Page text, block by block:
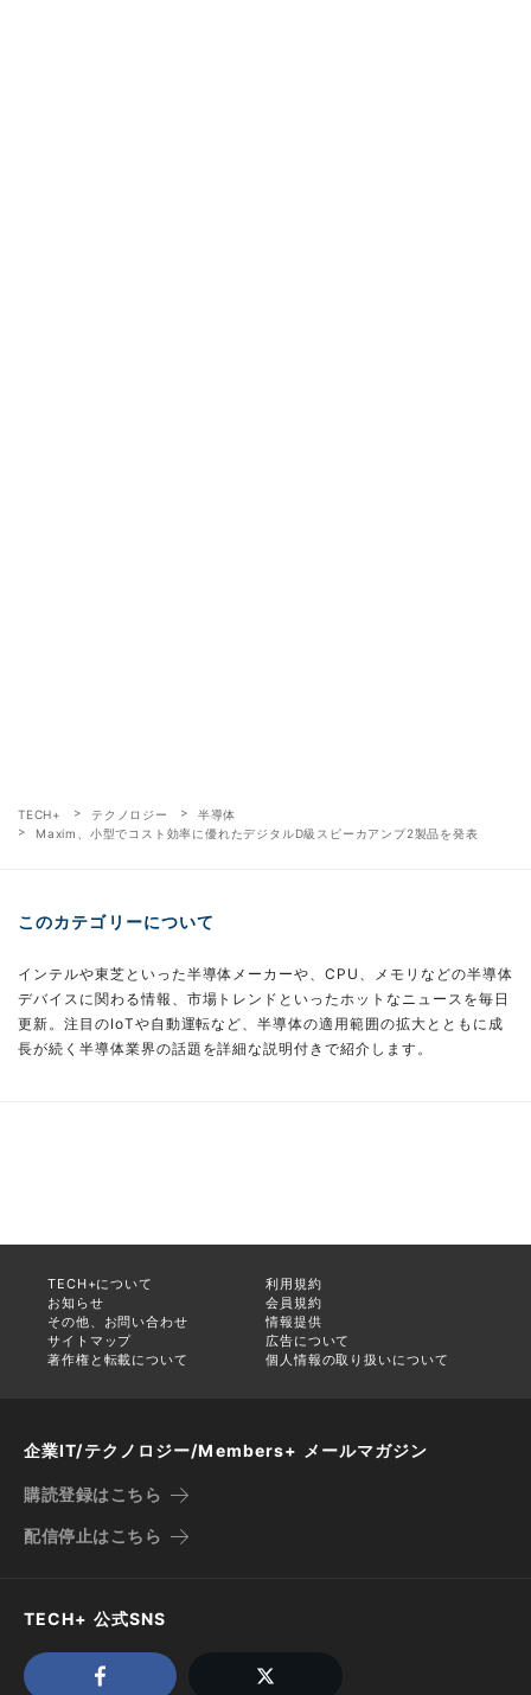
TECH+ テクノロジー
半導体
Maxim、小型でコスト効率に優れたデジタルD級スピーカアンプ2製品を発表
このカテゴリーについて
インテルや東芝といった半導体メーカーや、CPU、メモリなどの半導体
デバイスに関わる情報、市場トレンドといったホットなニュースを毎日
更新。注目のIoTや自動運転など、半導体の適用範囲の拡大とともに成
長が続く半導体業界の話題を詳細な説明付きで紹介します。
TECH+について
利用規約
お知らせ
会員規約
その他、お問い合わせ
情報提供
サイトマップ
広告について
著作権と転載について
個人情報の取り扱いについて
企業IT/テクノロジー/Members+ メールマガジン
購読登録はこちら
配信停止はこちら
TECH+ 公式SNS